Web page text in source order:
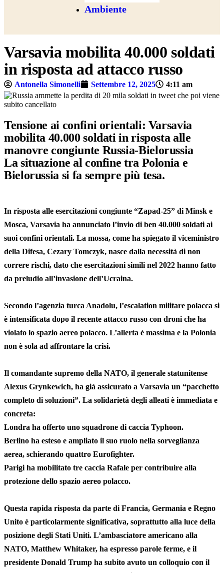
Ambiente
Varsavia mobilita 40.000 soldati
in risposta ad attacco russo
Antonella Simonelli Settembre 12, 2025 4:11 am
Tensione ai confini orientali: Varsavia
mobilita 40.000 soldati in risposta alle
manovre congiunte Russia-Bielorussia
La situazione al confine tra Polonia e
Bielorussia si fa sempre più tesa.
In risposta alle esercitazioni congiunte “Zapad-25” di Minsk e
Mosca, Varsavia ha annunciato l’invio di ben 40.000 soldati ai
suoi confini orientali. La mossa, come ha spiegato il viceministro
della Difesa, Cezary Tomczyk, nasce dalla necessità di non
correre rischi, dato che esercitazioni simili nel 2022 hanno fatto
da preludio all’invasione dell’Ucraina.
Secondo l’agenzia turca Anadolu, l’escalation militare polacca si
è intensificata dopo il recente attacco russo con droni che ha
violato lo spazio aereo polacco. L’allerta è massima e la Polonia
non è sola ad affrontare la crisi.
Il comandante supremo della NATO, il generale statunitense
Alexus Grynkewich, ha già assicurato a Varsavia un “pacchetto
completo di soluzioni”. La solidarietà degli alleati è immediata e
concreta:
Londra ha offerto uno squadrone di caccia Typhoon.
Berlino ha esteso e ampliato il suo ruolo nella sorveglianza
aerea, schierando quattro Eurofighter.
Parigi ha mobilitato tre caccia Rafale per contribuire alla
protezione dello spazio aereo polacco.
Questa rapida risposta da parte di Francia, Germania e Regno
Unito è particolarmente significativa, soprattutto alla luce della
posizione degli Stati Uniti. L’ambasciatore americano alla
NATO, Matthew Whitaker, ha espresso parole ferme, e il
presidente Donald Trump ha subito avuto un colloquio con il